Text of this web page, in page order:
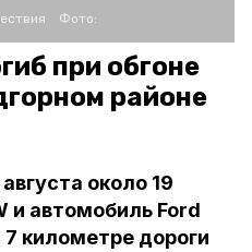
Фото:
при обгоне
районе
около 19
и автомобиль Ford
7 километре дороги